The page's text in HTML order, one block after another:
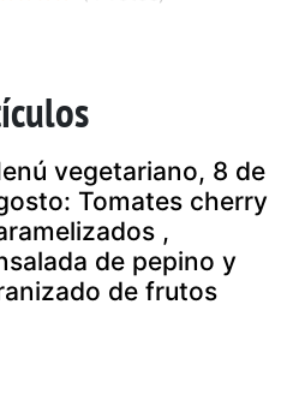
vegetariano, 8 de
Tomates cherry
,
de pepino y
de frutos